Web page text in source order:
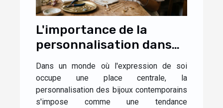
L'importance de la
personnalisation dans
les bijoux
contemporains
Dans un monde où l'expression de soi
occupe une place centrale, la
personnalisation des bijoux contemporains
s'impose comme une tendance